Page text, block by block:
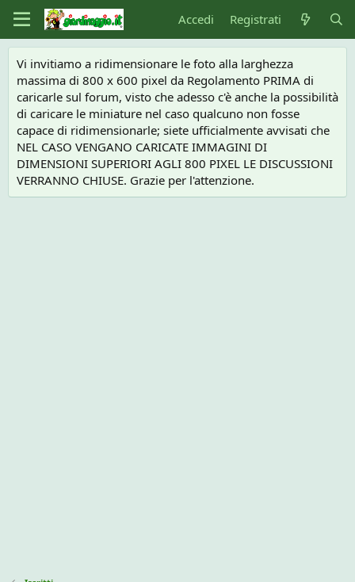
Accedi Registrati
Vi invitiamo a ridimensionare le foto alla larghezza
massima di 800 x 600 pixel da Regolamento PRIMA di
caricarle sul forum, visto che adesso c'è anche la possibilità
di caricare le miniature nel caso qualcuno non fosse
capace di ridimensionarle; siete ufficialmente avvisati che
NEL CASO VENGANO CARICATE IMMAGINI DI
DIMENSIONI SUPERIORI AGLI 800 PIXEL LE DISCUSSIONI
VERRANNO CHIUSE. Grazie per l'attenzione.